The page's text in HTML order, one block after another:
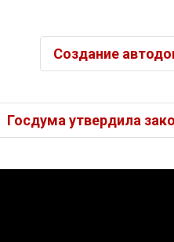
Создание
Госдума утвердила